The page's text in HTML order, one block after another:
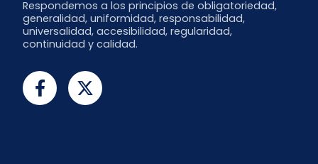
Respondemos a los principios de obligatoriedad,
generalidad, uniformidad, responsabilidad,
universalidad, accesibilidad, regularidad,
continuidad y calidad.